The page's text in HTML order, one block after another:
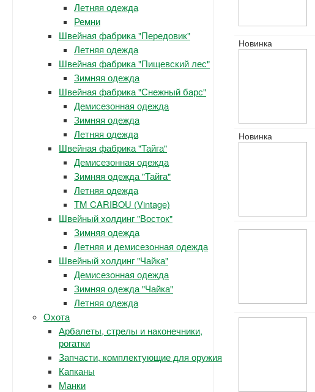
Летняя одежда
Ремни
Швейная фабрика "Передовик"
Летняя одежда
Швейная фабрика "Пищевский лес"
Зимняя одежда
Швейная фабрика "Снежный барс"
Демисезонная одежда
Зимняя одежда
Летняя одежда
Швейная фабрика "Тайга"
Демисезонная одежда
Зимняя одежда "Тайга"
Летняя одежда
ТМ CARIBOU (Vintage)
Швейный холдинг "Восток"
Зимняя одежда
Летняя и демисезонная одежда
Швейный холдинг "Чайка"
Демисезонная одежда
Зимняя одежда "Чайка"
Летняя одежда
Охота
Арбалеты, стрелы и наконечники,
рогатки
Запчасти, комплектующие для оружия
Капканы
Манки
Новинка
Новинка